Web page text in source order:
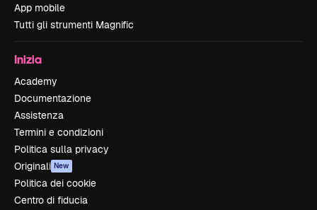
App mobile
Tutti gli strumenti Magnific
Inizia
Academy
Documentazione
Assistenza
Termini e condizioni
Politica sulla privacy
Originali New
Politica dei cookie
Centro di fiducia